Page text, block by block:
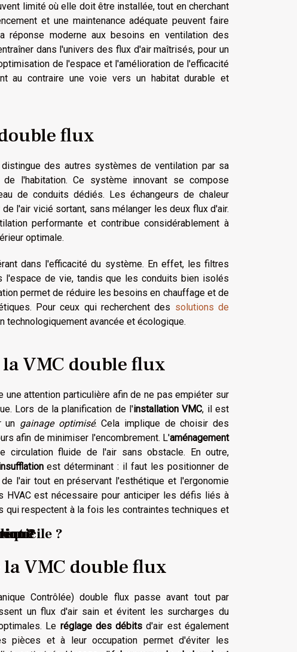
limité où elle doit être installée, tout en cherchant
et une maintenance adéquate peuvent faire
moderne aux besoins en ventilation des
dans l'univers des flux d'air maîtrisés, pour un
de l'espace et l'amélioration de l'efficacité
au contraire une voie vers un habitat durable et
flux
des autres systèmes de ventilation par sa
l'habitation. Ce système innovant se compose
de conduits dédiés. Les échangeurs de chaleur
l'air vicié sortant, sans mélanger les deux flux d'air.
performante et contribue considérablement à
optimale.
dans l'efficacité du système. En effet, les filtres
de vie, tandis que les conduits bien isolés
permet de réduire les besoins en chauffage et de
Pour ceux qui recherchent des solutions de
technologiquement avancée et écologique.
VMC double flux
une attention particulière afin de ne pas empiéter sur
Lors de la planification de l'installation VMC, il est
un gainage optimisé. Cela implique de choisir des
afin de minimiser l'encombrement. L'aménagement
circulation fluide de l'air sans obstacle. En outre,
est déterminant : il faut les positionner de
l'air tout en préservant l'esthétique et l'ergonomie
HVAC est nécessaire pour anticiper les défis liés à
respectent à la fois les contraintes techniques et
VMC double flux
Contrôlée) double flux passe avant tout par
un flux d'air sain et évitent les surcharges du
Le réglage des débits d'air est également
pièces et à leur occupation permet d'éviter les
?
? ?